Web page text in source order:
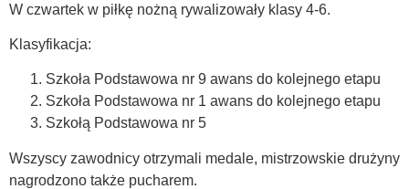
W czwartek w piłkę nożną rywalizowały klasy 4-6.
Klasyfikacja:
Szkoła Podstawowa nr 9 awans do kolejnego etapu
Szkoła Podstawowa nr 1 awans do kolejnego etapu
Szkołą Podstawowa nr 5
Wszyscy zawodnicy otrzymali medale, mistrzowskie drużyny
nagrodzono także pucharem.